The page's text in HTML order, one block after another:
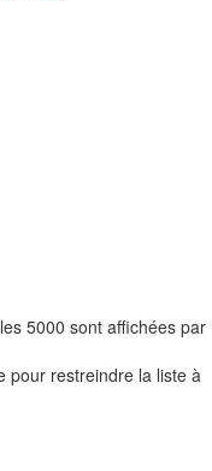
5000 sont affichées par
pour restreindre la liste à